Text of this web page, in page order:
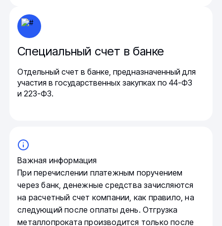
Специальный счет в банке
Отдельный счет в банке, предназначенный для
участия в государственных закупках по 44-ФЗ
и 223-ФЗ.
Важная информация
При перечислении платежным поручением
через банк, денежные средства зачисляются
на расчетный счет компании, как правило, на
следующий после оплаты день. Отгрузка
металлопроката производится только после